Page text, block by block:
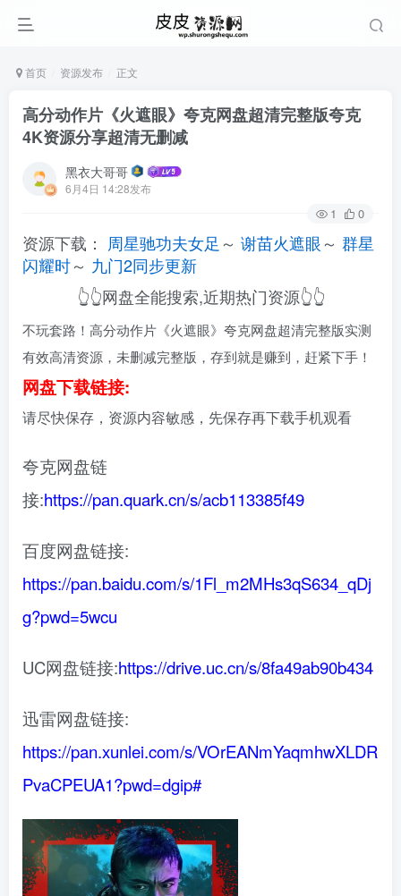
首页 资源发布 正文
高分动作片《火遮眼》夸克网盘超清完整版夸克
4K资源分享超清无删减
黑衣大哥哥
6月4日 14:28发布
1 0
资源下载： 周星驰功夫女足 ～ 谢苗火遮眼～ 群星
闪耀时～ 九门2同步更新
👆👆网盘全能搜索,近期热门资源👆👆
不玩套路！高分动作片《火遮眼》夸克网盘超清完整版实测
有效高清资源，未删减完整版，存到就是赚到，赶紧下手！
网盘下载链接:
请尽快保存，资源内容敏感，先保存再下载手机观看
夸克网盘链
接:https://pan.quark.cn/s/acb113385f49
百度网盘链接:
https://pan.baidu.com/s/1Fl_m2MHs3qS634_qDj
g?pwd=5wcu
UC网盘链接:https://drive.uc.cn/s/8fa49ab90b434
迅雷网盘链接:
https://pan.xunlei.com/s/VOrEANmYaqmhwXLDR
PvaCPEUA1?pwd=dgip#